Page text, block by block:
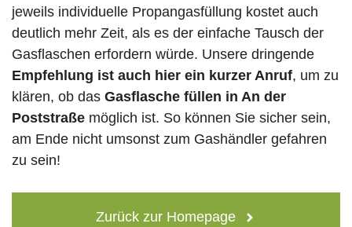
jeweils individuelle Propangasfüllung kostet auch
deutlich mehr Zeit, als es der einfache Tausch der
Gasflaschen erfordern würde. Unsere dringende
Empfehlung ist auch hier ein kurzer Anruf, um zu
klären, ob das Gasflasche füllen in An der
Poststraße möglich ist. So können Sie sicher sein,
am Ende nicht umsonst zum Gashändler gefahren
zu sein!
Zurück zur Homepage